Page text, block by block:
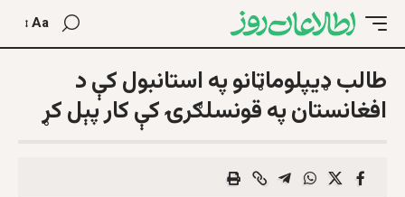
Aa
طالب ډيپلوماټانو په استانبول کې د
افغانستان په قونسلګرۍ کې کار پېل کړ